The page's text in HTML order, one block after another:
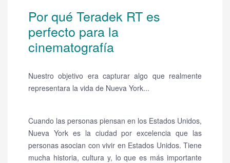
Por qué Teradek RT es
perfecto para la
cinematografía
Nuestro objetivo era capturar algo que realmente
representara la vida de Nueva York...
Cuando las personas piensan en los Estados Unidos,
Nueva York es la ciudad por excelencia que las
personas asocian con vivir en Estados Unidos. Tiene
mucha historia, cultura y, lo que es más importante